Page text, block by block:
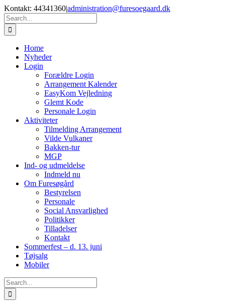
Skip
to
content
Kontakt: 44341360|administration@furesoegaard.dk
Search
for:
Home
Nyheder
Login
Forældre Login
Arrangement Kalender
EasyKom Vejledning
Glemt Kode
Personale Login
Aktiviteter
Tilmelding Arrangement
Vilde Vulkaner
Bakken-tur
MGP
Ind- og udmeldelse
Indmeld nu
Om Furesøgård
Bestyrelsen
Personale
Social Ansvarlighed
Politikker
Tilladelser
Kontakt
Sommerfest – d. 13. juni
Tøjsalg
Mobiler
Search
for: